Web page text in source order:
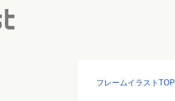
フレームイラストTOP